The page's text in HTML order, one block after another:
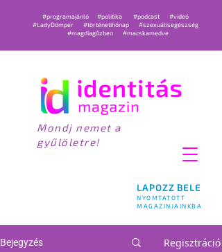
LAPOZZ BELE
NYOMTATOTT
MAGAZINJAINKBA
#programajánló #politika #podcast
#videó
#LadyDömper
#történetihónap
#szexuálisegészség
#magdiagőzben
#macskamedve
Mondj nemet a
gyűlöletre!
Bejegyzés Regisztráció